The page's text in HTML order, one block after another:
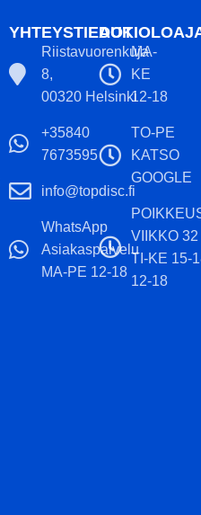
YHTEYSTIEDOT
Riistavuorenkuja
8,
00320 Helsinki
+35840
7673595
info@topdisc.fi
WhatsApp
Asiakaspalvelu
MA-PE 12-18
MA-
KE
12-18
TO-PE
KATSO
GOOGLE
VIIKKO 32
TI-KE 15-
12-18